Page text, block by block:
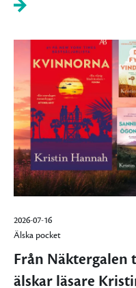
2026-07-16
Älska pocket
Från
älskar läsare